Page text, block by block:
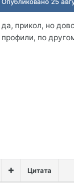
да, прикол, но
профили, по
Цитата